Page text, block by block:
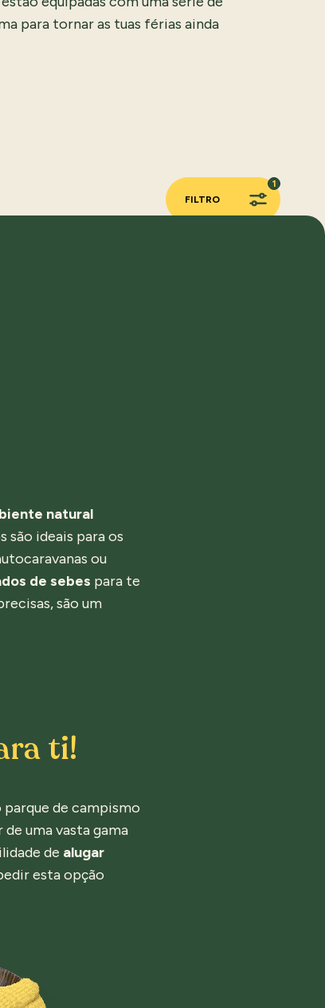
para tornar as tuas férias ainda
FILTRO
1
natural
são ideais para os
ou
de sebes para te
são um
ti!
parque de campismo
uma vasta gama
de alugar
esta opção